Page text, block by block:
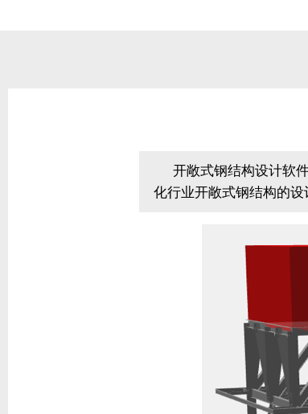
开敞式钢结构设计软件
化行业开敞式钢结构的设